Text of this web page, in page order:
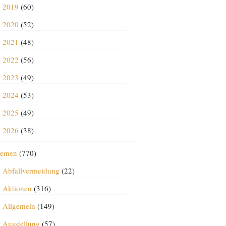
2019 (60)
2020 (52)
2021 (48)
2022 (56)
2023 (49)
2024 (53)
2025 (49)
2026 (38)
(770)
Abfallvermeidung (22)
Aktionen (316)
Allgemein (149)
Ausstellung (57)